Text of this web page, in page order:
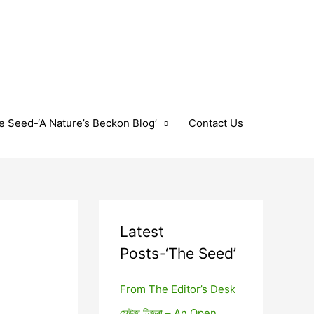
Seed-‘A Nature’s Beckon Blog’ Contact Us
Latest
Posts-‘The Seed’
From The Editor’s Desk